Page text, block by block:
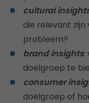
cultural
die relevant
probleem?
brand insights:
doelgroep te
consumer
doelgroep of